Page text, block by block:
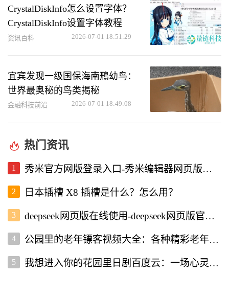
CrystalDiskInfo怎么设置字体？
CrystalDiskInfo设置字体教程
资讯百科 2026-07-01 18:51:29
宜宾发现一级国保海南鳽幼鸟：
世界最奥秘的鸟类揭秘
金融科技前沿 2026-07-01 18:49:08
热门资讯
1 秀米官方网版登录入口-秀米编辑器网页版登录入口
2 日本插槽 X8 插槽是什么？怎么用？
3 deepseek网页版在线使用-deepseek网页版官网入口
4 公园里的老年镖客视频大全：各种精彩老年镖客瞬间全收录
5 我想进入你的花园里日剧百度云：一场心灵的治愈之旅